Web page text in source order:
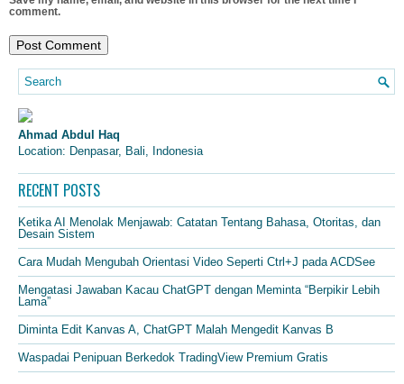
comment.
Ahmad Abdul Haq
Location: Denpasar, Bali, Indonesia
RECENT POSTS
Ketika AI Menolak Menjawab: Catatan Tentang Bahasa, Otoritas, dan
Desain Sistem
Cara Mudah Mengubah Orientasi Video Seperti Ctrl+J pada ACDSee
Mengatasi Jawaban Kacau ChatGPT dengan Meminta “Berpikir Lebih
Lama”
Diminta Edit Kanvas A, ChatGPT Malah Mengedit Kanvas B
Waspadai Penipuan Berkedok TradingView Premium Gratis